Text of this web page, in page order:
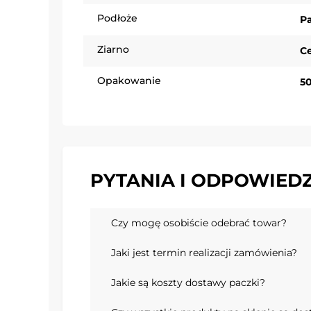
Podłoże
Ziarno
Opakowanie
PYTANIA I
Czy mogę osobiście odebrać towar?
Jaki jest termin realizacji zamówienia?
Jakie są koszty dostawy paczki?